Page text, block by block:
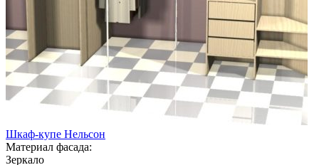
Шкаф-купе Нельсон
Материал фасада:
Зеркало